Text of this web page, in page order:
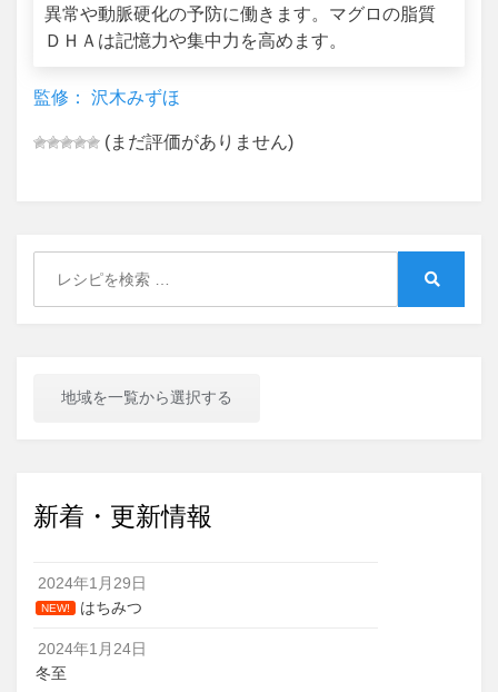
異常や動脈硬化の予防に働きます。マグロの脂質
ＤＨＡは記憶力や集中力を高めます。
監修： 沢木みずほ
(まだ評価がありません)
地域を一覧から選択する
新着・更新情報
2024年1月29日
NEW! はちみつ
2024年1月24日
冬至